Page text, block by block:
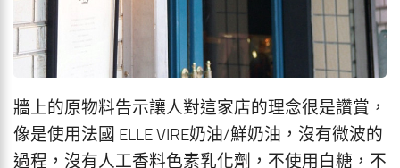
牆上的原物料告示讓人對這家店的理念很是讚賞，
像是使用法國 ELLE VIRE奶油/鮮奶油，沒有微波的
過程，沒有人工香料色素乳化劑，不使用白糖，不